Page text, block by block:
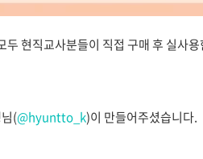
두 현직교사분들이 직접 구매 후 실사
(@hyuntto_k)이 만들어주셨습니다.